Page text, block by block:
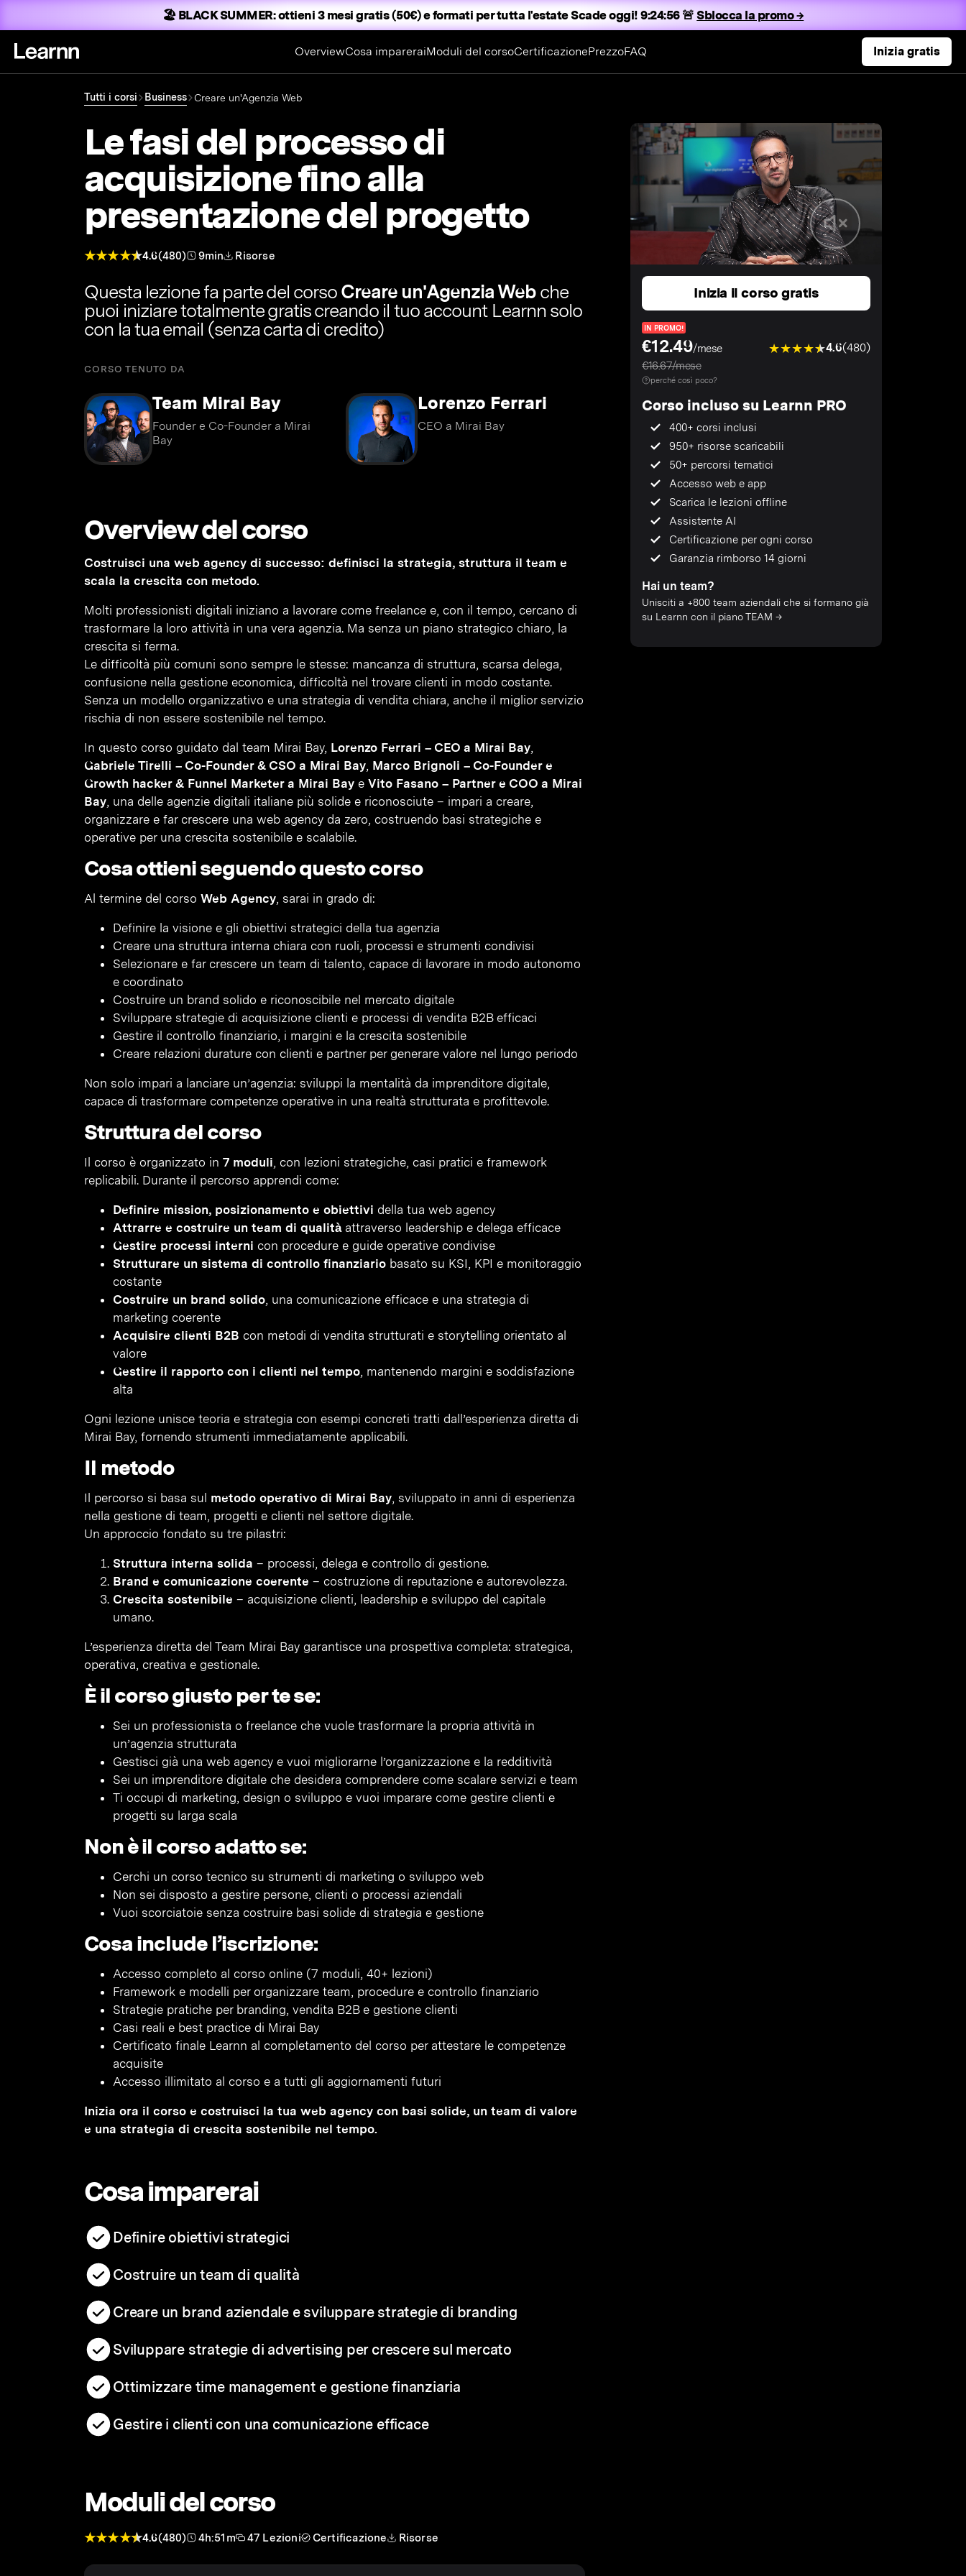
🏖️ BLACK SUMMER:ottieni 3 mesi gratis (50€) e formati per tutta l'estateScade oggi! 9:24:56 🚨 Sblocca la promo →
OverviewCosa impareraiModuli del corsoCertificazionePrezzoFAQ Inizia gratis
Tutti i corsi Business Creare un'Agenzia Web
Le fasi del processo di
acquisizione fino alla
presentazione del progetto
4.6(480) 9min Risorse
Questa lezione fa parte del corsoCreare un'Agenzia Webche
puoi iniziare totalmente gratis creando il tuo account Learnn solo
con la tua email (senza carta di credito)
CORSO TENUTO DA
Team Mirai Bay
Founder e Co-Founder a Mirai
Bay
Lorenzo Ferrari
CEO a Mirai Bay
Overview del corso
Costruisci una web agency di successo: definisci la strategia, struttura il team e
scala la crescita con metodo.
Molti professionisti digitali iniziano a lavorare come freelance e, con il tempo, cercano di
trasformare la loro attività in una vera agenzia. Ma senza un piano strategico chiaro, la
crescita si ferma.
Le difficoltà più comuni sono sempre le stesse: mancanza di struttura, scarsa delega,
confusione nella gestione economica, difficoltà nel trovare clienti in modo costante.
Senza un modello organizzativo e una strategia di vendita chiara, anche il miglior servizio
rischia di non essere sostenibile nel tempo.
In questo corso guidato dal team Mirai Bay, Lorenzo Ferrari – CEO a Mirai Bay,
Gabriele Tirelli – Co-Founder & CSO a Mirai Bay, Marco Brignoli – Co-Founder e
Growth hacker & Funnel Marketer a Mirai Bay e Vito Fasano – Partner e COO a Mirai
Bay, una delle agenzie digitali italiane più solide e riconosciute – impari a creare,
organizzare e far crescere una web agency da zero, costruendo basi strategiche e
operative per una crescita sostenibile e scalabile.
Cosa ottieni seguendo questo corso
Al termine del corso Web Agency, sarai in grado di:
Definire la visione e gli obiettivi strategici della tua agenzia
Creare una struttura interna chiara con ruoli, processi e strumenti condivisi
Selezionare e far crescere un team di talento, capace di lavorare in modo autonomo
e coordinato
Costruire un brand solido e riconoscibile nel mercato digitale
Sviluppare strategie di acquisizione clienti e processi di vendita B2B efficaci
Gestire il controllo finanziario, i margini e la crescita sostenibile
Creare relazioni durature con clienti e partner per generare valore nel lungo periodo
Non solo impari a lanciare un’agenzia: sviluppi la mentalità da imprenditore digitale,
capace di trasformare competenze operative in una realtà strutturata e profittevole.
Struttura del corso
Il corso è organizzato in 7 moduli, con lezioni strategiche, casi pratici e framework
replicabili. Durante il percorso apprendi come:
Definire mission, posizionamento e obiettivi della tua web agency
Attrarre e costruire un team di qualitàattraverso leadership e delega efficace
Gestire processi interni con procedure e guide operative condivise
Strutturare un sistema di controllo finanziario basato su KSI, KPI e monitoraggio
costante
Costruire un brand solido, una comunicazione efficace e una strategia di
marketing coerente
Acquisire clienti B2B con metodi di vendita strutturati e storytelling orientato al
valore
Gestire il rapporto con i clienti nel tempo, mantenendo margini e soddisfazione
alta
Ogni lezione unisce teoria e strategia con esempi concreti tratti dall’esperienza diretta di
Mirai Bay, fornendo strumenti immediatamente applicabili.
Il metodo
Il percorso si basa sul metodo operativo di Mirai Bay, sviluppato in anni di esperienza
nella gestione di team, progetti e clienti nel settore digitale.
Un approccio fondato su tre pilastri:
Struttura interna solida – processi, delega e controllo di gestione.
Brand e comunicazione coerente – costruzione di reputazione e autorevolezza.
Crescita sostenibile – acquisizione clienti, leadership e sviluppo del capitale
umano.
L’esperienza diretta del Team Mirai Bay garantisce una prospettiva completa: strategica,
operativa, creativa e gestionale.
È il corso giusto per te se:
Sei un professionista o freelance che vuole trasformare la propria attività in
un’agenzia strutturata
Gestisci già una web agency e vuoi migliorarne l’organizzazione e la redditività
Sei un imprenditore digitale che desidera comprendere come scalare servizi e team
Ti occupi di marketing, design o sviluppo e vuoi imparare come gestire clienti e
progetti su larga scala
Non è il corso adatto se:
Cerchi un corso tecnico su strumenti di marketing o sviluppo web
Non sei disposto a gestire persone, clienti o processi aziendali
Vuoi scorciatoie senza costruire basi solide di strategia e gestione
Cosa include l’iscrizione:
Accesso completo al corso online (7 moduli, 40+ lezioni)
Framework e modelli per organizzare team, procedure e controllo finanziario
Strategie pratiche per branding, vendita B2B e gestione clienti
Casi reali e best practice di Mirai Bay
Certificato finale Learnn al completamento del corso per attestare le competenze
acquisite
Accesso illimitato al corso e a tutti gli aggiornamenti futuri
Inizia ora il corso e costruisci la tua web agency con basi solide, un team di valore
e una strategia di crescita sostenibile nel tempo.
Cosa imparerai
Definire obiettivi strategici
Costruire un team di qualità
Creare un brand aziendale e sviluppare strategie di branding
Sviluppare strategie di advertising per crescere sul mercato
Ottimizzare time management e gestione finanziaria
Gestire i clienti con una comunicazione efficace
Moduli del corso
4.6(480) 4h:51m 47 Lezioni Certificazione Risorse
Inizia il corso gratis
IN PROMO!
€12.49/mese
€16.67/mese
4.6(480)
perché così poco?
Corso incluso su Learnn PRO
400+ corsi inclusi
950+ risorse scaricabili
50+ percorsi tematici
Accesso web e app
Scarica le lezioni offline
Assistente AI
Certificazione per ogni corso
Garanzia rimborso 14 giorni
Hai un team?
Unisciti a +800 team aziendali che si formano già
su Learnn con il piano TEAM →